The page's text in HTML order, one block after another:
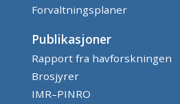
Forvaltningsplaner
Publikasjoner
Rapport fra havforskningen
Brosjyrer
IMR–PINRO